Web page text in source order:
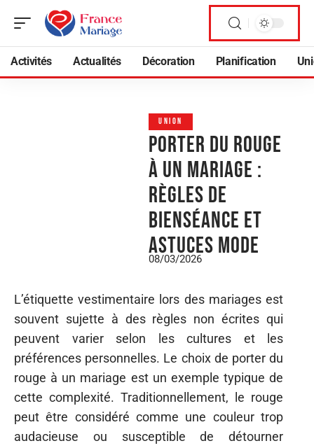
Activités Actualités Décoration Planification
UNION
Porter du rouge
à un mariage :
règles de
bienséance et
astuces mode
08/03/2026
L’étiquette vestimentaire lors des mariages est
souvent sujette à des règles non écrites qui
peuvent varier selon les cultures et les
préférences personnelles. Le choix de porter du
rouge à un mariage est un exemple typique de
cette complexité. Traditionnellement, le rouge
peut être considéré comme une couleur trop
audacieuse ou susceptible de détourner